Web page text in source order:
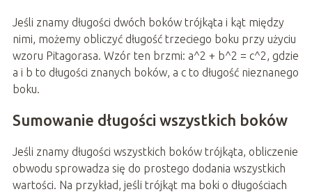
Jeśli znamy długości dwóch boków trójkąta i kąt między
nimi, możemy obliczyć długość trzeciego boku przy użyciu
wzoru Pitagorasa. Wzór ten brzmi: a^2 + b^2 = c^2, gdzie
a i b to długości znanych boków, a c to długość nieznanego
boku.
Sumowanie długości wszystkich boków
Jeśli znamy długości wszystkich boków trójkąta, obliczenie
obwodu sprowadza się do prostego dodania wszystkich
wartości. Na przykład, jeśli trójkąt ma boki o długościach